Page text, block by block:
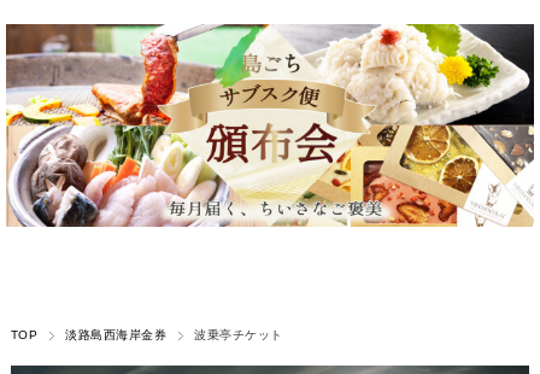
TOP 淡路島西海岸金券 波乗亭チケット